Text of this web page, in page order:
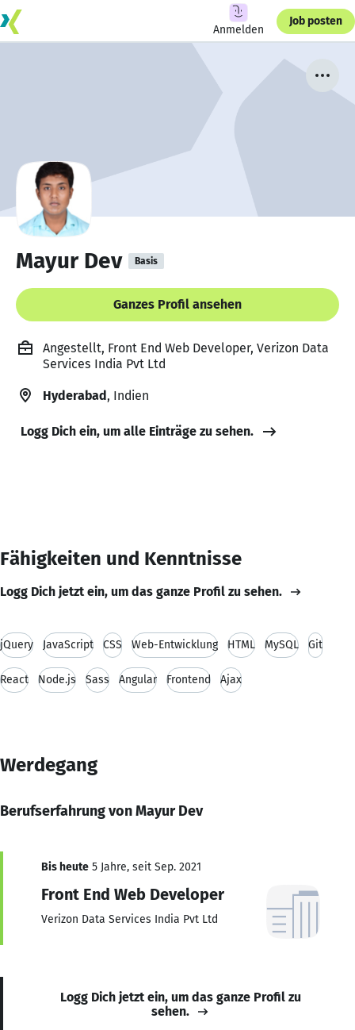
Anmelden
Job posten
Mayur Dev Basis
Ganzes Profil ansehen
Angestellt, Front End Web Developer, Verizon Data
Services India Pvt Ltd
Hyderabad, Indien
Logg Dich ein, um alle Einträge zu sehen.
Fähigkeiten und Kenntnisse
Logg Dich jetzt ein, um das ganze Profil zu sehen.
jQuery JavaScript CSS Web-Entwicklung HTML MySQL Git
React Node.js Sass Angular Frontend Ajax
Werdegang
Berufserfahrung von Mayur Dev
Bis heute 5 Jahre, seit Sep. 2021
Front End Web Developer
Verizon Data Services India Pvt Ltd
Logg Dich jetzt ein, um das ganze Profil zu
sehen.